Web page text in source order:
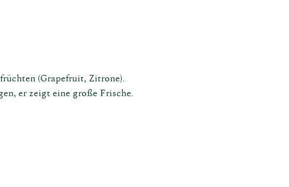
(Grapefruit, Zitrone).
er zeigt eine große Frische.